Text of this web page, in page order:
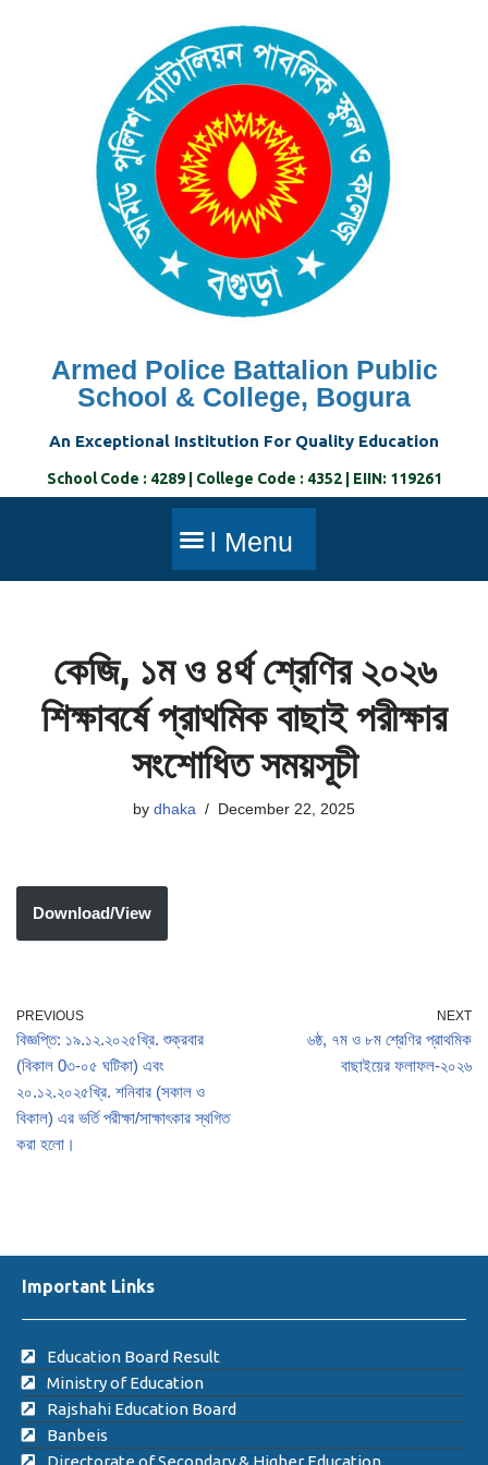
Armed Police Battalion Public
School & College, Bogura
An Exceptional Institution For Quality Education
School Code : 4289 | College Code : 4352 | EIIN: 119261
কেজি, ১ম ও ৪র্থ শ্রেণির ২০২৬
শিক্ষাবর্ষে প্রাথমিক বাছাই পরীক্ষার
সংশোধিত সময়সূচী
by dhaka December 22, 2025
Download/View
PREVIOUS
বিজ্ঞপ্তি: ১৯.১২.২০২৫খ্রি. শুক্রবার
(বিকাল 0৩-০৫ ঘটিকা) এবং
২০.১২.২০২৫খ্রি. শনিবার (সকাল ও
বিকাল) এর ভর্তি পরীক্ষা/সাক্ষাৎকার স্থগিত
করা হলো।
NEXT
৬ষ্ঠ, ৭ম ও ৮ম শ্রেণির প্রাথমিক
বাছাইয়ের ফলাফল-২০২৬
Important Links
Education Board Result
Ministry of Education
Rajshahi Education Board
Banbeis
Directorate of Secondary & Higher Education